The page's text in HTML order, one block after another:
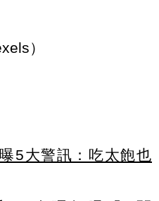
）
5大警訊：吃太飽也